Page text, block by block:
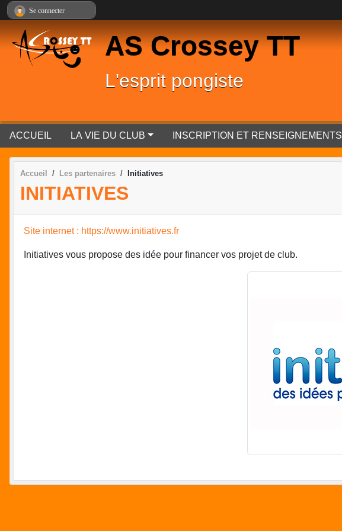
AS Crossey TT
L'esprit pongiste
ACCUEIL LA VIE DU CLUB INSCRIPTION ET RENSEIGNEMENTS
Accueil Les partenaires Initiatives
INITIATIVES
Site internet : https://www.initiatives.fr
Initiatives vous propose des idée pour financer vos projet de club.
Se connecter
Panneau de gestion des cookies